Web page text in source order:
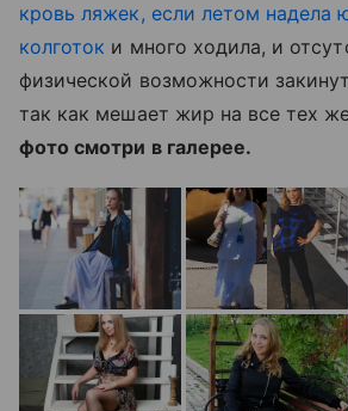
кровь ляжек, если летом надела
колготок и много ходила, и
физической возможности
так как мешает жир на все тех
фото смотри в галерее.